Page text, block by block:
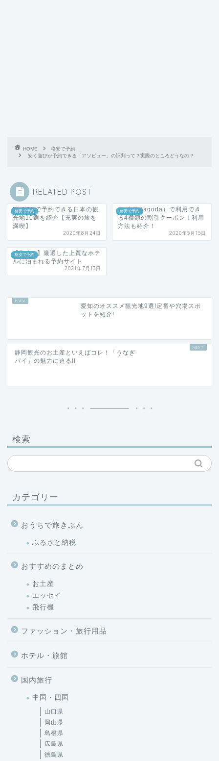
HOME
格安で予約
安く遊びが予約できる「アソビュー」の評判って？実際のところどうなの？
RELATED POST
格安で予約
KLOOKで予約できる日本の観
光地10選を紹介【充実の旅を
満喫】
2020年8月24日
格安で予約
アゴダ（agoda）で利用でき
る4種類の割引クーポン！利用
方法も紹介！
2020年5月15日
格安で予約
【Relux】厳選した上質なホテ
ルに泊まれる予約サイト
2021年7月13日
愛知のオススメ観光地9選!定番や穴場スポ
ットを紹介!
静岡観光のお土産といえばコレ！「うなぎ
パイ」の魅力に迫る!!
検索
カテゴリー
おうちで旅きぶん
ふるさと納税
おすすめのまとめ
お土産
エッセイ
飛行機
ファッション・旅行用品
ホテル・旅館
国内旅行
中国・四国
山口県
岡山県
島根県
広島県
徳島県